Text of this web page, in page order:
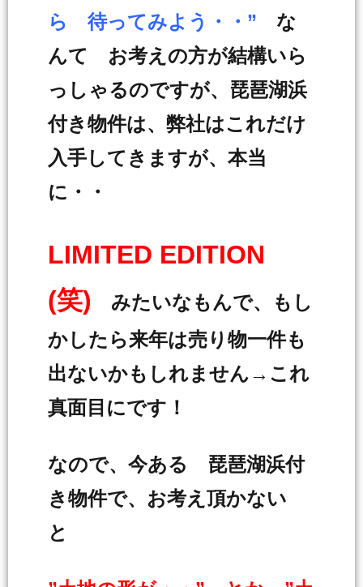
ら 待ってみよう・・” な
んて お考えの方が結構いら
っしゃるのですが、琵琶湖浜
付き物件は、弊社はこれだけ
入手してきますが、本当
に・・
LIMITED EDITION
(笑) みたいなもんで、もし
かしたら来年は売り物一件も
出ないかもしれません→これ
真面目にです！
なので、今ある 琵琶湖浜付
き物件で、お考え頂かない
と